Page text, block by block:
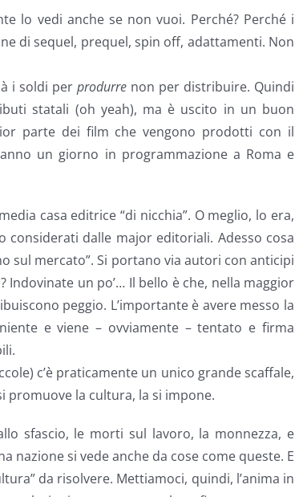
lo vedi anche se non vuoi. Perché? Perché i
di sequel, prequel, spin off, adattamenti. Non
i soldi per produrrenon per distribuire. Quindi
statali (oh yeah), ma è uscito in un buon
parte dei film che vengono prodotti con il
un giorno in programmazione a Roma e
casa editrice “di nicchia”. O meglio, lo era,
dalle major editoriali. Adesso cosa
sul mercato”. Si portano via autori con anticipi
Indovinate un po’… Il bello è che, nella maggior
peggio. L’importante è avere messo la
e viene – ovviamente – tentato e firma
c’è praticamente un unico grande scaffale,
promuove la cultura, la si impone.
sfascio, le morti sul lavoro, la monnezza, e
nazione si vede anche da cose come queste. E
da risolvere. Mettiamoci, quindi, l’anima in